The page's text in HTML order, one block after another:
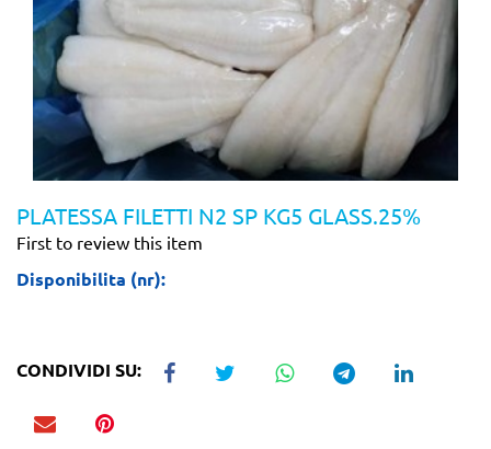
PLATESSA FILETTI N2 SP KG5 GLASS.25%
First to review this item
Disponibilita (nr):
CONDIVIDI SU: